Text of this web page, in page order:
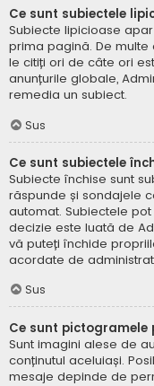
Ce sunt subiectele
Subiecte lipicioase
prima pagină. De
le citiți ori de câte ori
anunțurile globale,
remedia un subiect.
Sus
Ce sunt subiectele
Subiecte închise sunt
răspunde și sondajele
automat. Subiectele
decizie este luată de
vă puteți închide
acordate de
Sus
Ce sunt pictogramele
Sunt imagini alese de
conținutul aceluiași.
mesaje depinde de